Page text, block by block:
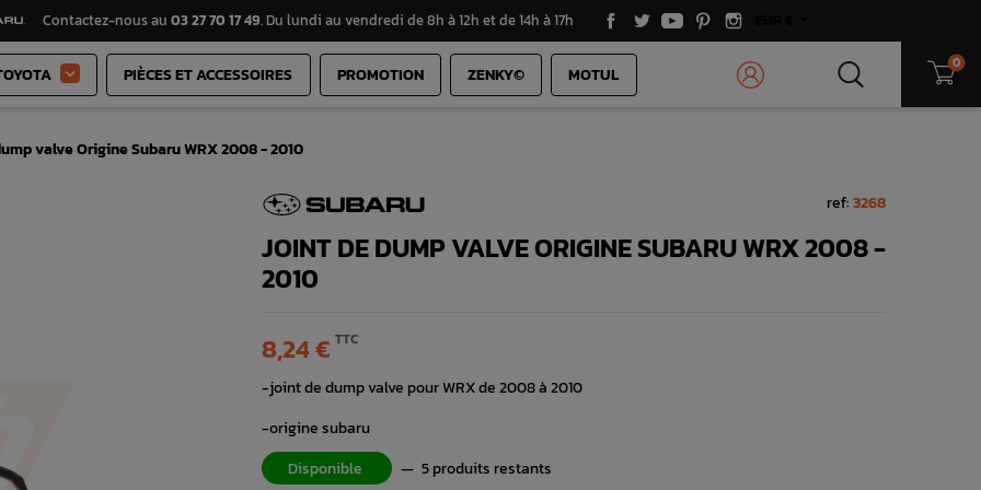
Contactez-nous au 03 27 70 17 49. Du lundi au vendredi de 8h à 12h et de 14h à 17h
 PIÈCES ET ACCESSOIRES PROMOTION ZENKY© MOTUL 0
valve Origine Subaru WRX 2008 - 2010
ref:3268
JOINT DE DUMP VALVE ORIGINE SUBARU WRX 2008 -
2010
8,24 € TTC
-joint de dump valve pour WRX de 2008 à 2010
-origine subaru
Disponible
— 5 produits restants